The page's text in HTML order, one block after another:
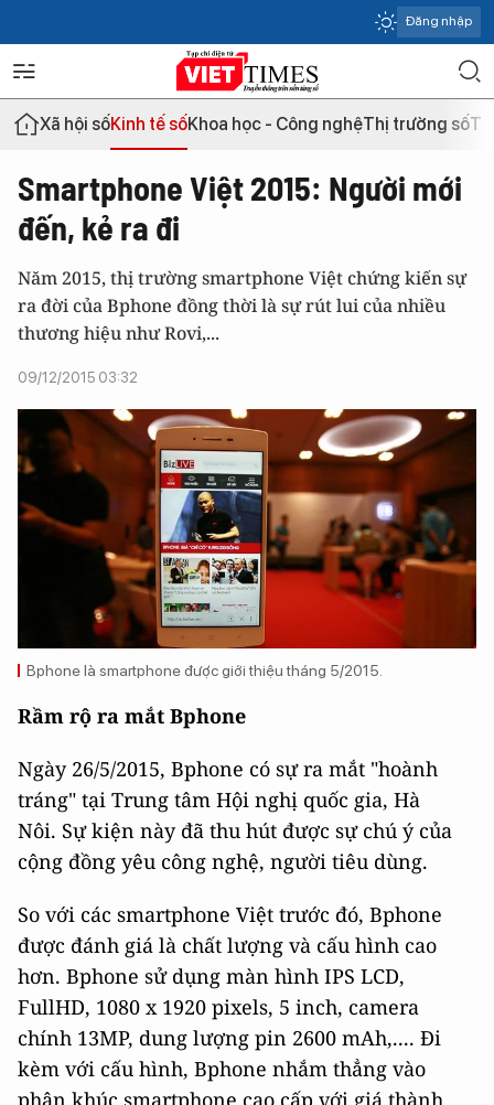
Đăng nhập
Xã hội sốKinh tế sốKhoa học - Công nghệThị trường số
Smartphone Việt 2015: Người mới
đến, kẻ ra đi
Năm 2015, thị trường smartphone Việt chứng kiến sự
ra đời của Bphone đồng thời là sự rút lui của nhiều
thương hiệu như Rovi,...
09/12/2015 03:32
Bphone là smartphone được giới thiệu tháng 5/2015.
Rầm rộ ra mắt Bphone
Ngày 26/5/2015, Bphone có sự ra mắt "hoành
tráng" tại Trung tâm Hội nghị quốc gia, Hà
Nôi. Sự kiện này đã thu hút được sự chú ý của
cộng đồng yêu công nghệ, người tiêu dùng.
So với các smartphone Việt trước đó, Bphone
được đánh giá là chất lượng và cấu hình cao
hơn. Bphone sử dụng màn hình IPS LCD,
FullHD, 1080 x 1920 pixels, 5 inch, camera
chính 13MP, dung lượng pin 2600 mAh,.... Đi
kèm với cấu hình, Bphone nhắm thẳng vào